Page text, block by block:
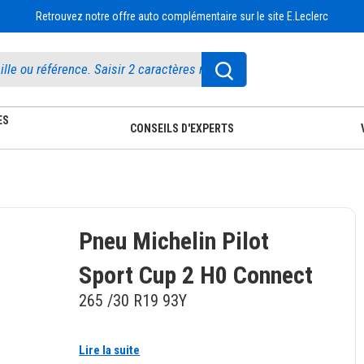
Retrouvez notre offre auto complémentaire sur le site E.Leclerc
CONSEILS D'EXPERTS
Pneu Michelin Pilot
Sport Cup 2 H0 Connect
265 /30 R19 93Y
Lire la suite